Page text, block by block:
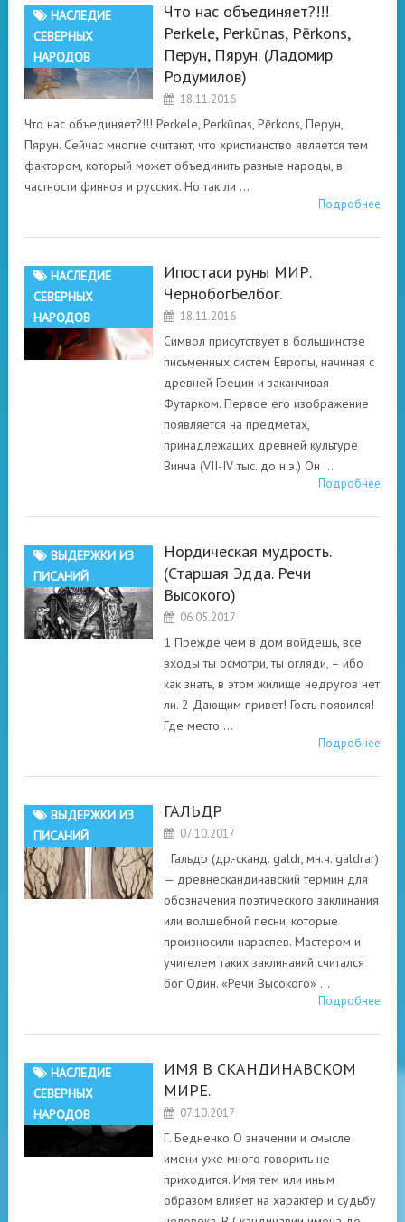
НАСЛЕДИЕ
СЕВЕРНЫХ
НАРОДОВ
Что нас объединяет?!!!
Perkele, Perkūnas, Pērkons,
Перун, Пярун. (Ладомир
Родумилов)
18.11.2016
Что нас объединяет?!!! Perkele, Perkūnas, Pērkons, Перун,
Пярун. Сейчас многие считают, что христианство является тем
фактором, который может объединить разные народы, в
частности финнов и русских. Но так ли …
Подробнее
НАСЛЕДИЕ
СЕВЕРНЫХ
НАРОДОВ
Ипостаси руны МИР.
ЧернобогБелбог.
18.11.2016
Символ присутствует в большинстве
письменных систем Европы, начиная с
древней Греции и заканчивая
Футарком. Первое его изображение
появляется на предметах,
принадлежащих древней культуре
Винча (VII-IV тыс. до н.э.) Он …
Подробнее
ВЫДЕРЖКИ ИЗ
ПИСАНИЙ
Нордическая мудрость.
(Старшая Эдда. Речи
Высокого)
06.05.2017
1 Прежде чем в дом войдешь, все
входы ты осмотри, ты огляди, – ибо
как знать, в этом жилище недругов нет
ли. 2 Дающим привет! Гость появился!
Где место …
Подробнее
ВЫДЕРЖКИ ИЗ
ПИСАНИЙ
ГАЛЬДР
07.10.2017
Гальдр (др.-сканд. galdr, мн.ч. galdrar)
— древнескандинавский термин для
обозначения поэтического заклинания
или волшебной песни, которые
произносили нараспев. Мастером и
учителем таких заклинаний считался
бог Один. «Речи Высокого» …
Подробнее
НАСЛЕДИЕ
СЕВЕРНЫХ
НАРОДОВ
ИМЯ В СКАНДИНАВСКОМ
МИРЕ.
07.10.2017
Г. Бедненко О значении и смысле
имени уже много говорить не
приходится. Имя тем или иным
образом влияет на характер и судьбу